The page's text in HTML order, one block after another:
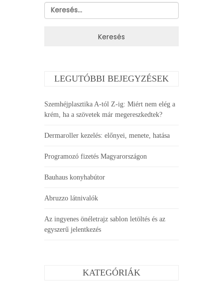
Keresés:
LEGUTÓBBI BEJEGYZÉSEK
Szemhéjplasztika A-tól Z-ig: Miért nem elég a
krém, ha a szövetek már megereszkedtek?
Dermaroller kezelés: előnyei, menete, hatása
Programozó fizetés Magyarországon
Bauhaus konyhabútor
Abruzzo látnivalók
Az ingyenes önéletrajz sablon letöltés és az
egyszerű jelentkezés
KATEGÓRIÁK